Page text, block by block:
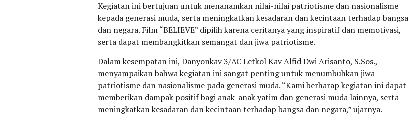
Kegiatan ini bertujuan untuk menanamkan nilai-nilai patriotisme dan nasionalisme
kepada generasi muda, serta meningkatkan kesadaran dan kecintaan terhadap bangsa
dan negara. Film “BELIEVE” dipilih karena ceritanya yang inspiratif dan memotivasi,
serta dapat membangkitkan semangat dan jiwa patriotisme.
Dalam kesempatan ini, Danyonkav 3/AC Letkol Kav Alfid Dwi Arisanto, S.Sos.,
menyampaikan bahwa kegiatan ini sangat penting untuk menumbuhkan jiwa
patriotisme dan nasionalisme pada generasi muda. “Kami berharap kegiatan ini dapat
memberikan dampak positif bagi anak-anak yatim dan generasi muda lainnya, serta
meningkatkan kesadaran dan kecintaan terhadap bangsa dan negara,” ujarnya.